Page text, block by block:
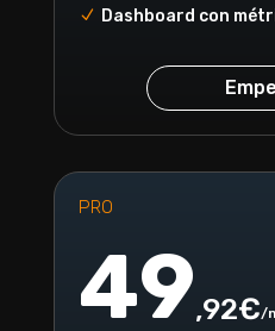
N Dashboard con
PRO
49,92€/